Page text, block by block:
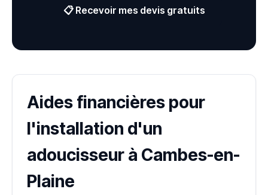
📋 Recevoir mes devis gratuits
Aides financières pour
l'installation d'un
adoucisseur à Cambes-en-
Plaine